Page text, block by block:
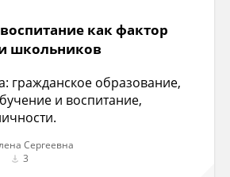
как фактор
школьников
гражданское образование,
и воспитание,
Сергеевна
3